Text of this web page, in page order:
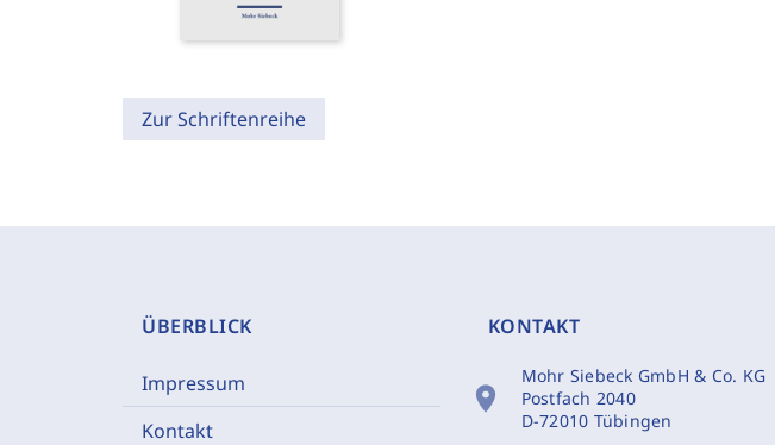
Zur Schriftenreihe
ÜBERBLICK
Impressum
Kontakt
KONTAKT
location_on
Mohr Siebeck GmbH & Co. KG
Postfach 2040
D-72010 Tübingen